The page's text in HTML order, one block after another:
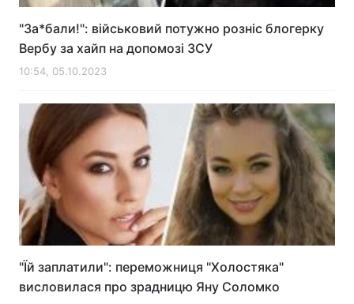
"За*бали!": військовий потужно розніс блогерку
Вербу за хайп на допомозі ЗСУ
10:54, 05.10.2023
"Їй заплатили": переможниця "Холостяка"
висловилася про зрадницю Яну Соломко